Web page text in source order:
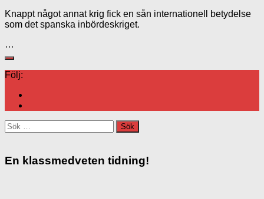
Knappt något annat krig fick en sån internationell betydelse
som det spanska inbördeskriget.
…
Följ:
Sök
efter:
En klassmedveten tidning!